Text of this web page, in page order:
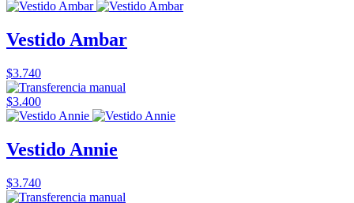
Vestido Ambar
$3.740
$3.400
Vestido Annie
$3.740